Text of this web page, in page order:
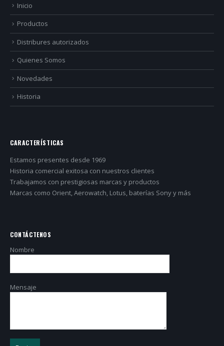
Inicio
Productos
Distribures autorizados
Quienes Somos
Novedades
Historia
CARACTERÍSTICAS
Estamos presentes desde 1969
Historia comercial exitosa con nuestros clientes
Trabajamos con prestigiosas marcas y productos
Marcas como Orient, Aerowatch, Lotus, baterías Sony y más
CONTÁCTENOS
Nombre
Mensaje